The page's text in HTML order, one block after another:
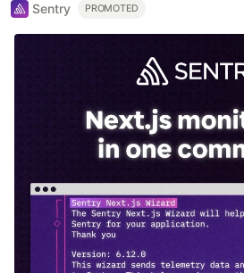
Sentry PROMOTED